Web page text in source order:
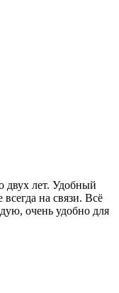
двух лет. Удобный
на связи. Всё
очень удобно для